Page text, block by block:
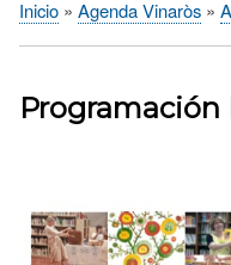
Sobrescribir
de
ayuda
navegación
Inicio Agenda Vinaròs